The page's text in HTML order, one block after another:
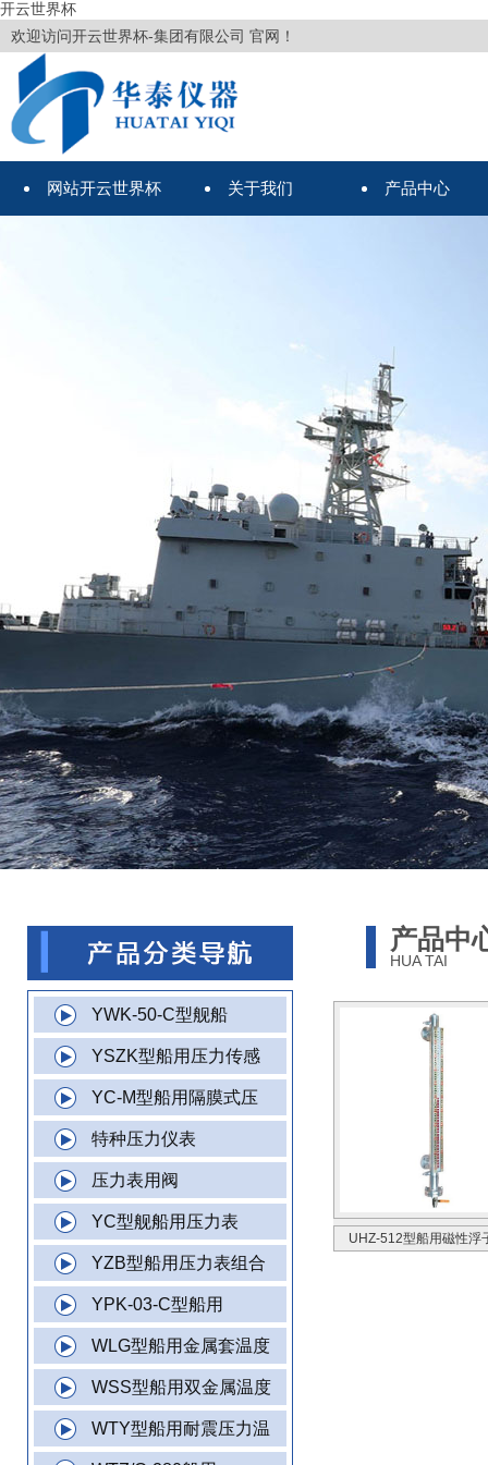
开云世界杯
欢迎访问开云世界杯-集团有限公司 官网！
网站开云世界杯 关于我们 产品中心
YWK-50-C型舰船
YSZK型船用压力传感
YC-M型船用隔膜式压
特种压力仪表
压力表用阀
YC型舰船用压力表
YZB型船用压力表组合
YPK-03-C型船用
WLG型船用金属套温度
WSS型船用双金属温度
WTY型船用耐震压力温
产品中
HUA TAI
UHZ-512型船用磁性浮